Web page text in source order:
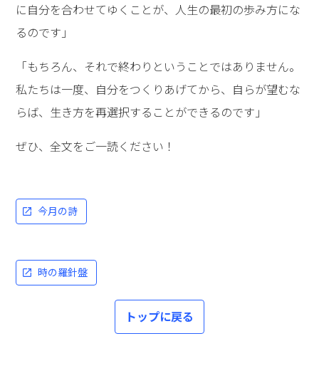
に自分を合わせてゆくことが、人生の最初の歩み方にな
るのです」
「もちろん、それで終わりということではありません。
私たちは一度、自分をつくりあげてから、自らが望むな
らば、生き方を再選択することができるのです」
ぜひ、全文をご一読ください！
今月の詩
時の羅針盤
トップに戻る